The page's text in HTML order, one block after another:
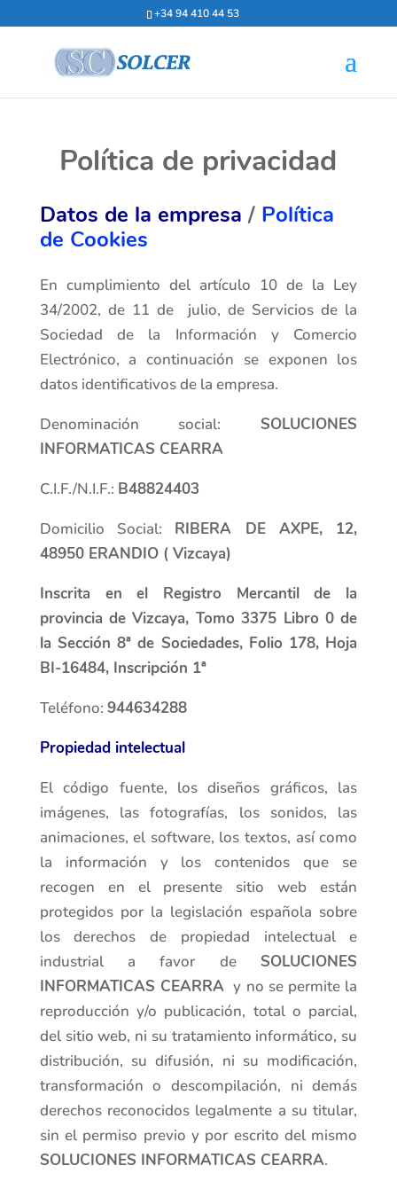
+34 94 410 44 53
Política de privacidad
Datos de la empresa / Política
de Cookies
En cumplimiento del artículo 10 de la Ley
34/2002, de 11 de julio, de Servicios de la
Sociedad de la Información y Comercio
Electrónico, a continuación se exponen los
datos identificativos de la empresa.
Denominación social:SOLUCIONES
INFORMATICAS CEARRA
C.I.F./N.I.F.: B48824403
Domicilio Social: RIBERA DE AXPE, 12,
48950 ERANDIO ( Vizcaya)
Inscrita en el Registro Mercantil de la
provincia de Vizcaya, Tomo 3375 Libro 0 de
la Sección 8ª de Sociedades, Folio 178, Hoja
BI-16484, Inscripción 1ª
Teléfono: 944634288
Propiedad intelectual
El código fuente, los diseños gráficos, las
imágenes, las fotografías, los sonidos, las
animaciones, el software, los textos, así como
la información y los contenidos que se
recogen en el presente sitio web están
protegidos por la legislación española sobre
los derechos de propiedad intelectual e
industrial a favor deSOLUCIONES
INFORMATICAS CEARRA y no se permite la
reproducción y/o publicación, total o parcial,
del sitio web, ni su tratamiento informático, su
distribución, su difusión, ni su modificación,
transformación o descompilación, ni demás
derechos reconocidos legalmente a su titular,
sin el permiso previo y por escrito del mismo
SOLUCIONES INFORMATICAS CEARRA.